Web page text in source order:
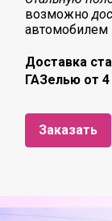
возможно
автомобилем
Доставка
ГАЗелью от 4
Заказать